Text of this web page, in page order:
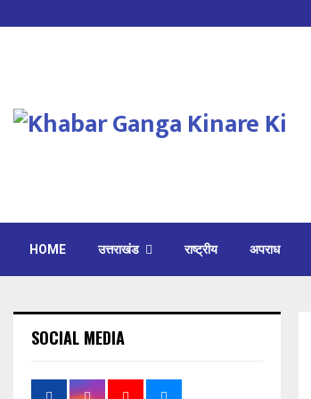
HOME उत्तराखंड राष्ट्रीय अपराध
SOCIAL MEDIA